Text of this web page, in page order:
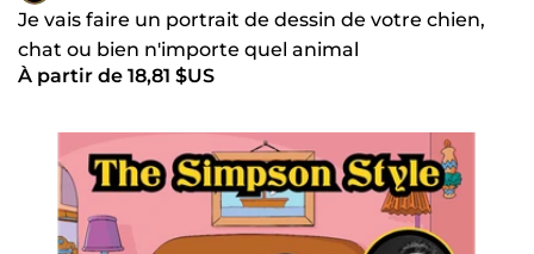
Je vais faire un portrait de dessin de votre chien,
chat ou bien n'importe quel animal
À partir de 18,81 $US